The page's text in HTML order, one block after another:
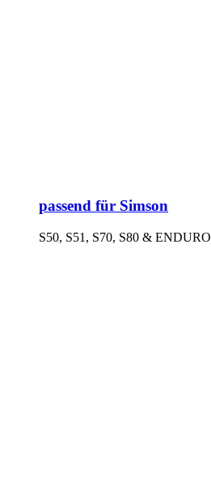
passend für Simson
S50, S51, S70, S80 & ENDURO